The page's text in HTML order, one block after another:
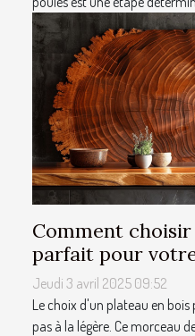
Comment
parfait pour
Jeudi 3 avril 2025 09:52
Le choix d'un plateau en
pas à la légère. Ce morceau